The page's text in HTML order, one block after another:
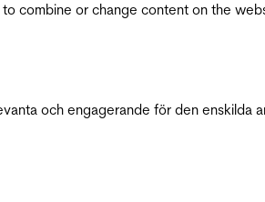
combine or change content on the
och engagerande för den enskilda